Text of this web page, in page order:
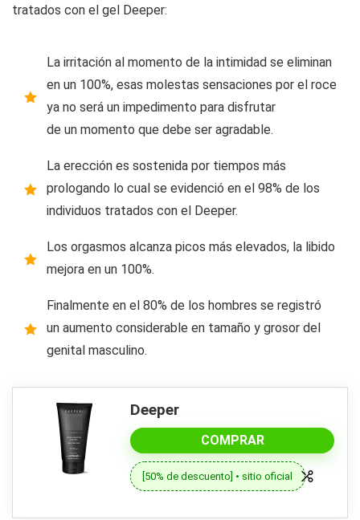
tratados con el gel Deeper:
La irritación al momento de la intimidad se eliminan
en un 100%, esas molestas sensaciones por el roce
ya no será un impedimento para disfrutar
de un momento que debe ser agradable.
La erección es sostenida por tiempos más
prologando lo cual se evidenció en el 98% de los
individuos tratados con el Deeper.
Los orgasmos alcanza picos más elevados, la libido
mejora en un 100%.
Finalmente en el 80% de los hombres se registró
un aumento considerable en tamaño y grosor del
genital masculino.
Deeper
COMPRAR
[50% de descuento] • sitio oficial